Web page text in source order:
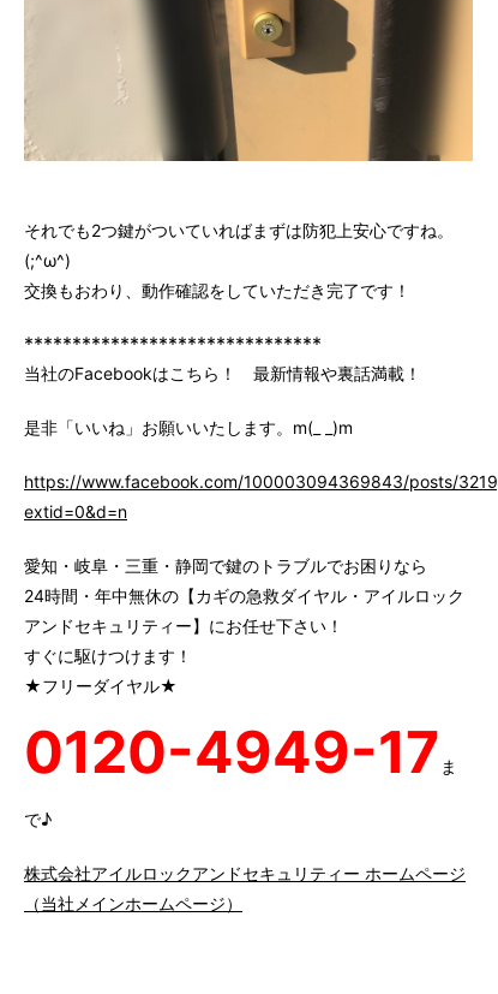
それでも2つ鍵がついていればまずは防犯上安心ですね。
(;^ω^)
交換もおわり、動作確認をしていただき完了です！
*******************************
当社のFacebookはこちら！ 最新情報や裏話満載！
是非「いいね」お願いいたします。m(_ _)m
https://www.facebook.com/100003094369843/posts/
extid=0&d=n
愛知・岐阜・三重・静岡で鍵のトラブルでお困りなら
24時間・年中無休の【カギの急救ダイヤル・アイルロック
アンドセキュリティー】にお任せ下さい！
すぐに駆けつけます！
★フリーダイヤル★
0120-4949-17 ま
で♪
株式会社アイルロックアンドセキュリティー ホームページ
（当社メインホームページ）